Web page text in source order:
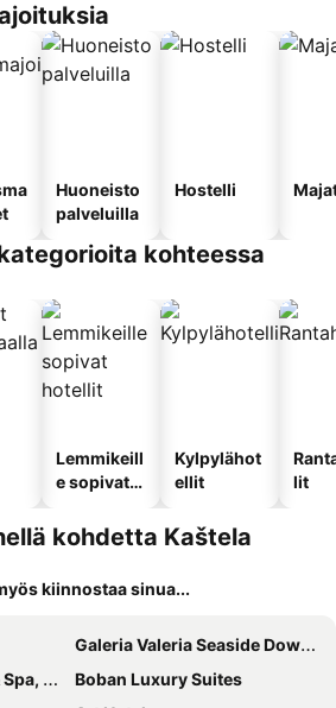
Huoneisto
palveluilla
Hostelli
kohteessa
Lemmikeill
e sopivat
Kylpylähot
ellit
lit
kohdetta Kaštela
kiinnostaa sinua...
Galeria Valeria Seaside Downtown - MAG Quaint & Elegant Boutique Hotels
Split
Boban Luxury Suites